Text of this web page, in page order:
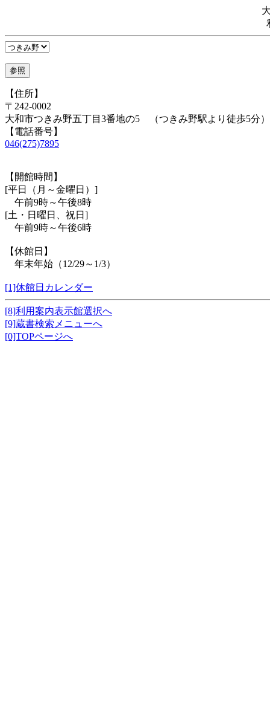
【住所】
〒242-0002
大和市つきみ野五丁目3番地の5 （つきみ野駅より徒歩5分）
【電話番号】
046(275)7895
【開館時間】
[平日（月～金曜日）]
午前9時～午後8時
[土・日曜日、祝日]
午前9時～午後6時
【休館日】
年末年始（12/29～1/3）
[1]休館日カレンダー
[8]利用案内表示館選択へ
[9]蔵書検索メニューへ
[0]TOPページへ